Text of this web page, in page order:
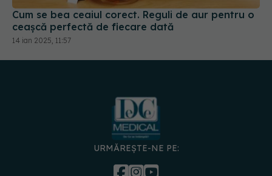
Cum se bea ceaiul corect. Reguli de aur pentru o
ceașcă perfectă de fiecare dată
14 ian 2025, 11:57
URMĂREȘTE-NE PE: